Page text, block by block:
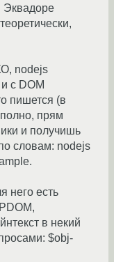
Эквадоре
nodejs
с DOM
пишется (в
прям
и получишь
словам: nodejs
него есть
в некий
$obj-